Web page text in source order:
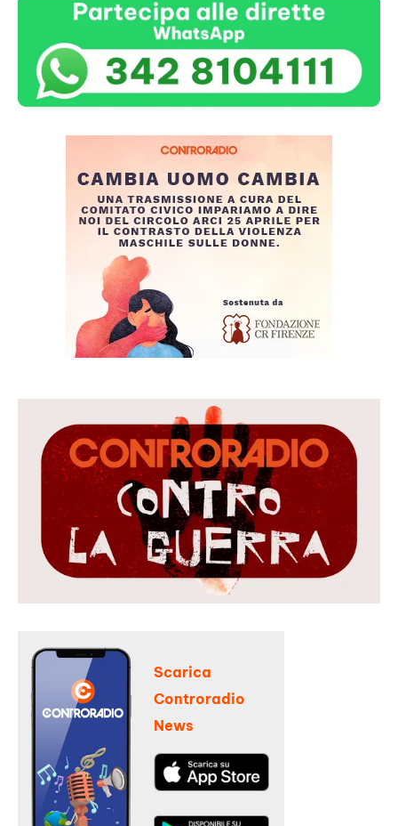
Scarica
Controradio
News